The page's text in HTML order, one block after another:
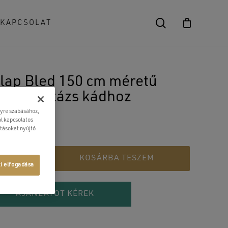
KAPCSOLAT search
Bled 150 cm méretű
kádhoz
Ft
KOSÁRBA TESZEM
AJÁNLATOT KÉREK
szabásához,
kapcsolatos
nyújtó
elfogadása